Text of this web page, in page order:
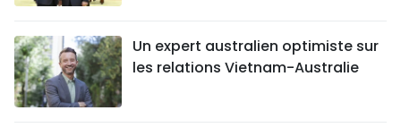
Un expert australien optimiste sur
les relations Vietnam-Australie